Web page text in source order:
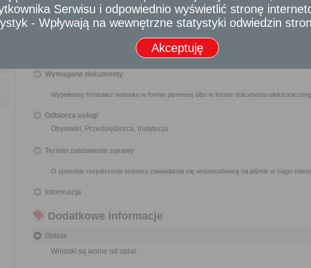
samorządowych jednostek organizacyjnych oraz do organizacji i instytucji
przez nie zadaniami zleconymi z zakresu administracji publicznej.
Wnioski można składać w interesie publicznym, własnym lub innej osoby za
Nikt nie może być narażony na jakikolwiek uszczerbek lub zarzut z
dostarczenia materiału do publikacji o znamionach wniosku, jeżeli działał w
Wymagane dokumenty
Wypełniony formularz wniosku w formie pisemnej albo w formie dokumentu
Odbiorca usługi
Obywatel, Przedsiębiorca, Instytucja
Termin załatwienia sprawy
O sposobie rozpatrzenia wniosku zawiadamia się wnioskodawcę na piśmie w ciągu
Informacja
Dodatkowe informacje
Opłata
Wnioski są wolne od opłat.
Serwisu i odpowiednio wyświetlić stronę
- Wpływają na wewnętrzne statystyki odwiedzin stron
Akceptuję